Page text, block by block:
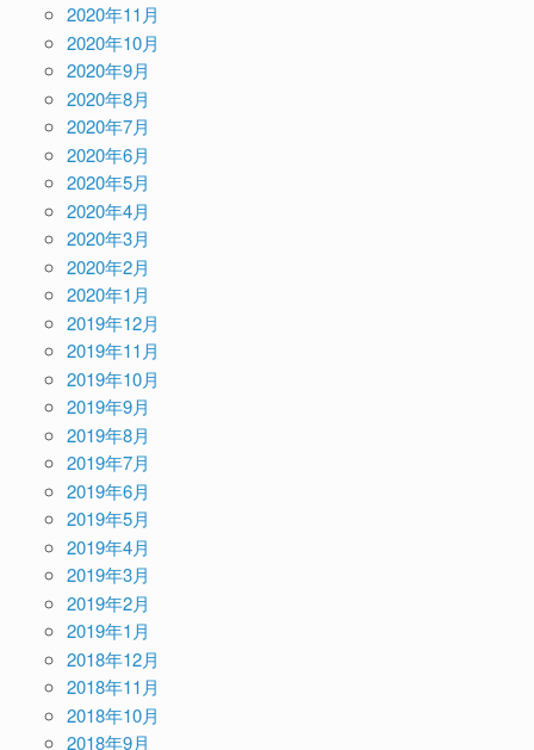
2020年11月
2020年10月
2020年9月
2020年8月
2020年7月
2020年6月
2020年5月
2020年4月
2020年3月
2020年2月
2020年1月
2019年12月
2019年11月
2019年10月
2019年9月
2019年8月
2019年7月
2019年6月
2019年5月
2019年4月
2019年3月
2019年2月
2019年1月
2018年12月
2018年11月
2018年10月
2018年9月